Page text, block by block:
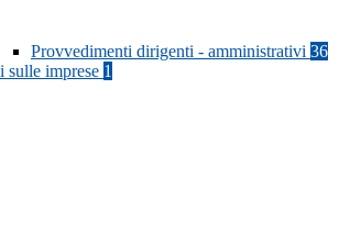
Provvedimenti dirigenti - amministrativi 36
sulle imprese 1